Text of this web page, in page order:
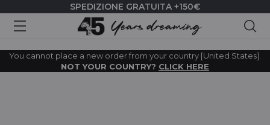
SPEDIZIONE GRATUITA +150€
You cannot place a new order from your country [United States].
NOT YOUR COUNTRY? CLICK HERE